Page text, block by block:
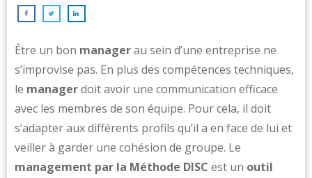
Être un bon managerau sein d’une entreprise ne
s’improvise pas. En plus des compétences techniques,
le managerdoit avoir une communication efficace
avec les membres de son équipe. Pour cela, il doit
s’adapter aux différents profils qu’il a en face de lui et
veiller à garder une cohésion de groupe. Le
management par la Méthode DISC est un outil